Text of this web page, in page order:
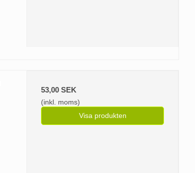
53,00 SEK
(inkl. moms)
Visa produkten